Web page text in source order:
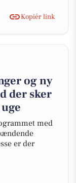
Kopiér link
og ny
der sker
med
er der